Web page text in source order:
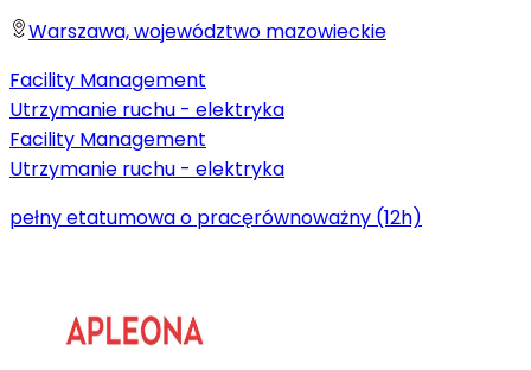
Warszawa, województwo mazowieckie
Facility Management
Utrzymanie ruchu - elektryka
Facility Management
Utrzymanie ruchu - elektryka
pełny etatumowa o pracęrównoważny (12h)